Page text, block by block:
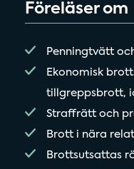
Föreläser om
Penningtvätt
Ekonomisk
tillgreppsbrott,
Straffrätt och
Brott i nära
Brottsutsattas